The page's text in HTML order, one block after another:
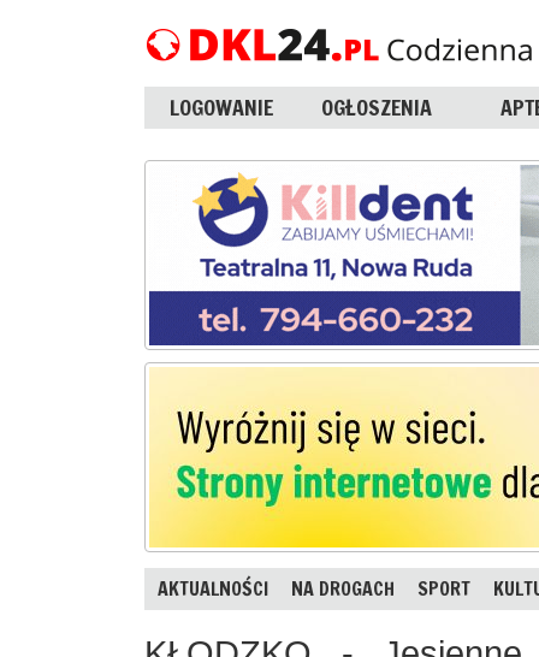
LOGOWANIE OGŁOSZENIA
AKTUALNOŚCI NA DROGACH SPORT